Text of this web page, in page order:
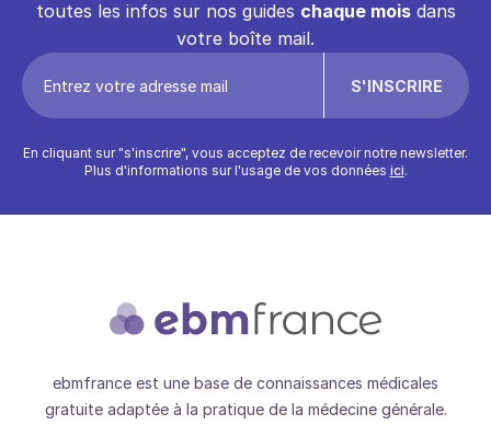
toutes les infos sur nos guides chaque moisdans
votre boîte mail.
En cliquant sur "s'inscrire", vous acceptez de recevoir notre newsletter.
Plus d'informations sur l'usage de vos données ici.
ebmfrance est une base de connaissances médicales
gratuite adaptée à la pratique de la médecine générale.